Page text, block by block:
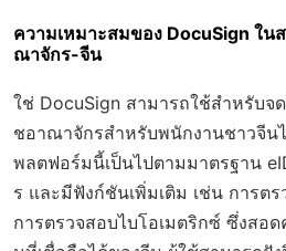
ความเหมาะสมของ DocuSign ใ
ณาจักร-จีน
ใช่ DocuSign สามารถใช้สำหรับ
ชอาณาจักรสำหรับพนักงานชาวจีน
พลตฟอร์มนี้เป็นไปตามมาตรฐาน
ร และมีฟังก์ชันเพิ่มเติม เช่น การต
การตรวจสอบไบโอเมตริกซ์ ซึ่งสอ